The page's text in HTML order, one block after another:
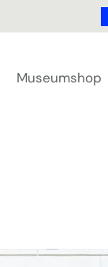
Museumshop